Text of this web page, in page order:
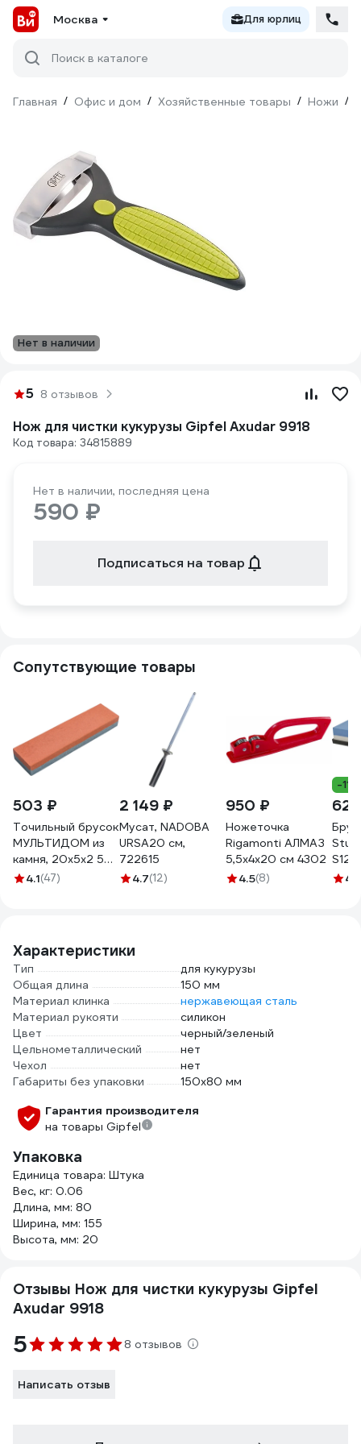
Москва Для юрлиц
Поиск в каталоге
Главная / Офис и дом / Хозяйственные товары / Ножи /
Нет в наличии
5 8 отзывов
Нож для чистки кукурузы Gipfel Axudar 9918
Код товара: 34815889
Нет в наличии, последняя цена
590 ₽
Подписаться на товар
Сопутствующие товары
503 ₽
Точильный брусок
МУЛЬТИДОМ из
камня, 20х5х2 5
см VL60-73
4.1(47)
2 149 ₽
Мусат, NADOBA
URSA20 см,
722615
4.7(12)
950 ₽
Ножеточка
Rigamonti АЛМАЗ
5,5x4x20 см 4302
4.5(8)
-11%
S12
4.7
Характеристики
Тип
для кукурузы
Общая длина
150 мм
Материал клинка
нержавеющая сталь
Материал рукояти
силикон
Цвет
черный/зеленый
Цельнометаллический
нет
Чехол
нет
Габариты без упаковки
150х80 мм
Гарантия производителя
на товары Gipfel
Упаковка
Единица товара: Штука
Вес, кг: 0.06
Длина, мм: 80
Ширина, мм: 155
Высота, мм: 20
Отзывы Нож для чистки кукурузы Gipfel
Axudar 9918
5 8 отзывов
Написать отзыв